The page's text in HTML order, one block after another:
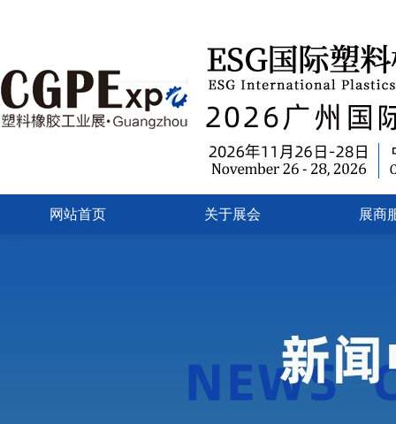
网站首页 关于展会 展商